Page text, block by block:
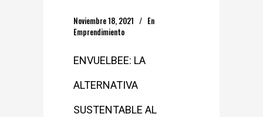
Noviembre 18, 2021
En
Emprendimiento
ENVUELBEE: LA
ALTERNATIVA
SUSTENTABLE AL